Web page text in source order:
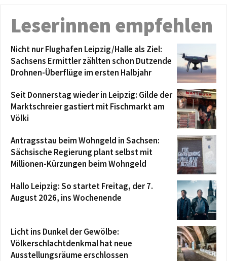
Leserinnen empfehlen
Nicht nur Flughafen Leipzig/Halle als Ziel:
Sachsens Ermittler zählten schon Dutzende
Drohnen-Überflüge im ersten Halbjahr
Seit Donnerstag wieder in Leipzig: Gilde der
Marktschreier gastiert mit Fischmarkt am
Völki
Antragsstau beim Wohngeld in Sachsen:
Sächsische Regierung plant selbst mit
Millionen-Kürzungen beim Wohngeld
Hallo Leipzig: So startet Freitag, der 7.
August 2026, ins Wochenende
Licht ins Dunkel der Gewölbe:
Völkerschlachtdenkmal hat neue
Ausstellungsräume erschlossen